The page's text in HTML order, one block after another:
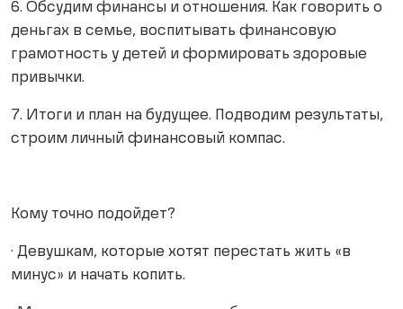
6. Обсудим финансы и отношения. Как говорить о
деньгах в семье, воспитывать финансовую
грамотность у детей и формировать здоровые
привычки.
7. Итоги и план на будущее. Подводим результаты,
строим личный финансовый компас.
Кому точно подойдет?
· Девушкам, которые хотят перестать жить «в
минус» и начать копить.